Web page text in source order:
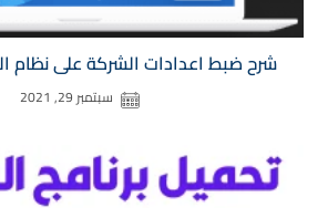
شرح ضبط اعدادات الشركة على نظام
سبتمبر 29, 2021